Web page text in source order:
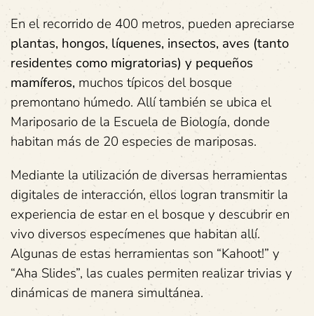
En el recorrido de 400 metros, pueden apreciarse
plantas, hongos, líquenes, insectos, aves (tanto
residentes como migratorias) y pequeños
mamíferos, muchos típicos del bosque
premontano húmedo. Allí también se ubica el
Mariposario de la Escuela de Biología, donde
habitan más de 20 especies de mariposas.
Mediante la utilización de diversas herramientas
digitales de interacción, ellos logran transmitir la
experiencia de estar en el bosque y descubrir en
vivo diversos especímenes que habitan allí.
Algunas de estas herramientas son “Kahoot!” y
“Aha Slides”, las cuales permiten realizar trivias y
dinámicas de manera simultánea.